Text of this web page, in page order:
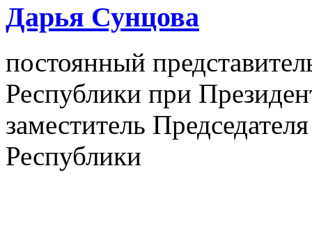
Дарья Сунцова
постоянный
Республики при
заместитель
Республики